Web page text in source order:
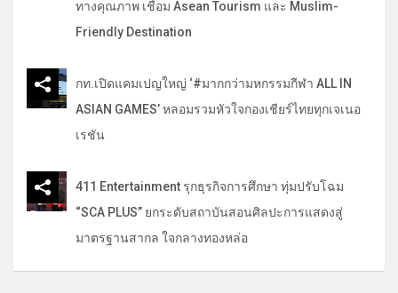
ทางคุณภาพ เชื่อม Asean Tourism และ Muslim-
Friendly Destination
กท.เปิดแคมเปญใหญ่ ‘#มากกว่ามหกรรมกีฬา ALL IN
ASIAN GAMES’ หลอมรวมหัวใจกองเชียร์ไทยทุกเจเนอ
เรชัน
411 Entertainment รุกธุรกิจการศึกษา ทุ่มปรับโฉม
“SCA PLUS” ยกระดับสถาบันสอนศิลปะการแสดงสู่
มาตรฐานสากล ใจกลางทองหล่อ